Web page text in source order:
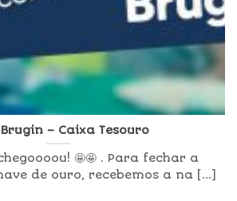
– Caixa Tesouro
🤩🤩 . Para fechar a
de ouro, recebemos a na [...]